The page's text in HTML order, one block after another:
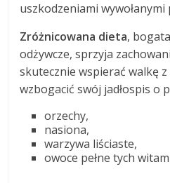
uszkodzeniami
Zróżnicowana dieta,
odżywcze, sprzyja
skutecznie wspierać walkę
wzbogacić swój jadłospis o
orzechy,
nasiona,
warzywa liściaste,
owoce pełne tych